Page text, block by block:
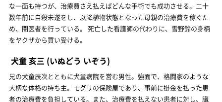
な一面も持つが、治療費さえ払えばどんな手術でも成功させる。二十
数年前に自殺未遂をし、以降植物状態となった母親の治療費を稼ぐた
め、闇医者を行っている。 死亡した看護師の代わりに、雪野鈴の身柄
をヤクザから買い受ける。
犬童 亥三 (いぬどう いぞう)
兄の犬童辰次とともに犬童病院を営む男性。強面で、格闘家のような
大柄な体格の持ち主。モグリの保険屋であり、事前に掛金を払った患
者の治療費を負担している。また、治療費を払えない患者に対し、臓